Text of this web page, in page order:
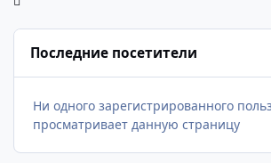
Последние посетители
Ни одного зарегистрированного
просматривает данную страницу